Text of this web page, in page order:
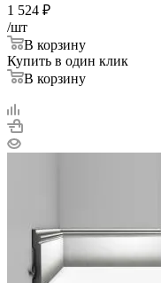
1 524 ₽
/шт
В корзину
Купить в один клик
В корзину